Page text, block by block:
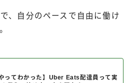
、自分のペースで自由に働け
ってわかった】Uber Eats配達員って実